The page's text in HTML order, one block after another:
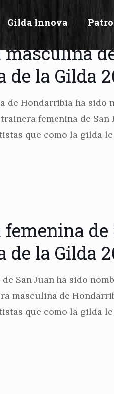
Gilda Innova
de la Gilda
de Hondarribia ha sido
femenina de
que como la gilda
de
de la Gilda
San Juan ha sido
masculina de
que como la gilda